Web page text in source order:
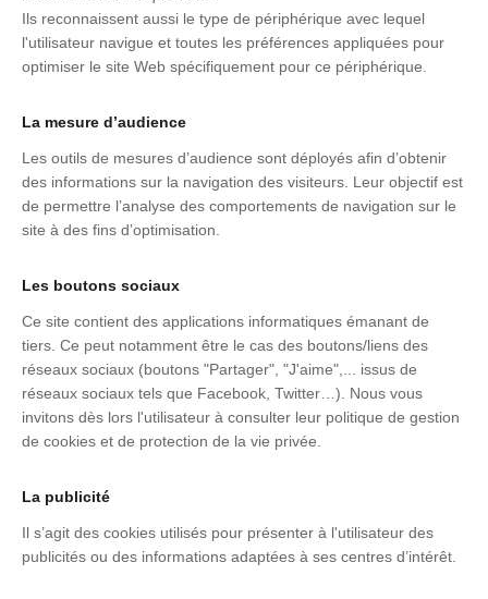
Ils reconnaissent aussi le type de périphérique avec lequel
l'utilisateur navigue et toutes les préférences appliquées pour
optimiser le site Web spécifiquement pour ce périphérique.
La mesure d’audience
Les outils de mesures d’audience sont déployés afin d’obtenir
des informations sur la navigation des visiteurs. Leur objectif est
de permettre l’analyse des comportements de navigation sur le
site à des fins d’optimisation.
Les boutons sociaux
Ce site contient des applications informatiques émanant de
tiers. Ce peut notamment être le cas des boutons/liens des
réseaux sociaux (boutons "Partager", "J'aime",... issus de
réseaux sociaux tels que Facebook, Twitter…). Nous vous
invitons dès lors l'utilisateur à consulter leur politique de gestion
de cookies et de protection de la vie privée.
La publicité
Il s’agit des cookies utilisés pour présenter à l'utilisateur des
publicités ou des informations adaptées à ses centres d’intérêt.